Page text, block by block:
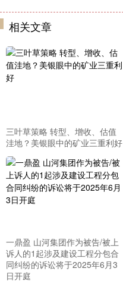
相关文章
三叶草策略 转型、增收、估值
洼地？美银眼中的矿业三重利好
一鼎盈 山河集团作为被告/被上
诉人的1起涉及建设工程分包合
同纠纷的诉讼将于2025年6月3
日开庭